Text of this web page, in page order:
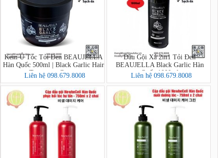
Kem Ủ Tóc Tỏi Đen BEAUJELLA
Hàn Quốc 500ml | Black Garlic Hair
Treatment Cream
Liên hệ 098.679.8008
Dầu Gội Xả 2in1 Tỏi Đen
BEAUJELLA Black Garlic Hàn
Quốc 1000ml
Liên hệ 098.679.8008